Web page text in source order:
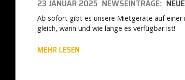
23 JANUAR 2025 NEWSEINTRÄGE:
Ab sofort gibt es unsere Mietgeräte auf einer
gleich, wann und wie lange es verfügbar ist!
MEHR LESEN